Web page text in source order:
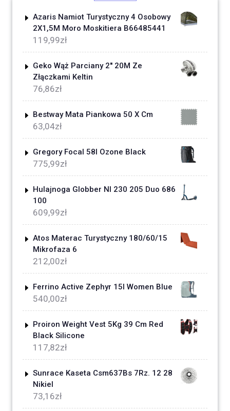
Azaris Namiot Turystyczny 4 Osobowy
2X1,5M Moro Moskitiera B66485441
119,99zł
Geko Wąż Parciany 2'' 20M Ze
Złączkami Keltin
76,86zł
Bestway Mata Piankowa 50 X Cm
63,04zł
Gregory Focal 58l Ozone Black
775,99zł
Hulajnoga Globber Nl 230 205 Duo 686
100
609,99zł
Atos Materac Turystyczny 180/60/15
Mikrofaza 6
212,00zł
Ferrino Active Zephyr 15l Women Blue
540,00zł
Proiron Weight Vest 5Kg 39 Cm Red
Black Silicone
117,82zł
Sunrace Kaseta Csm637Bs 7Rz. 12 28
Nikiel
73,16zł